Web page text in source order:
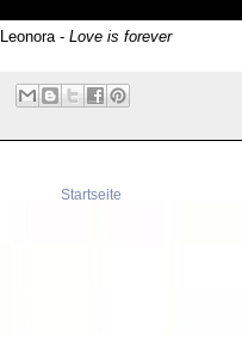
Leonora - Love is forever
Startseite